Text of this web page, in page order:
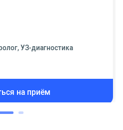
УЗ-диагностика
на приём